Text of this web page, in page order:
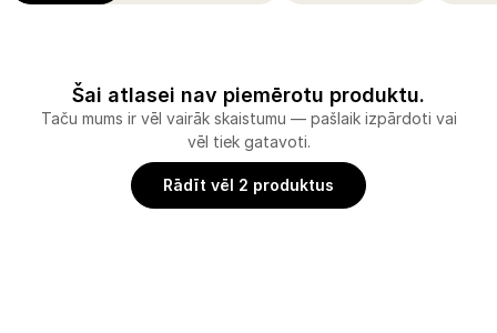
Šai atlasei nav piemērotu produktu.
Taču mums ir vēl vairāk skaistumu — pašlaik izpārdoti vai
vēl tiek gatavoti.
Rādīt vēl 2 produktus